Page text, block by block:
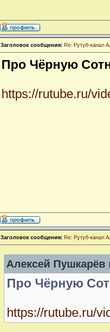
Заголовок сообщения: Re: Рутуб-канал
Про Чёрную
https://rutube.ru/
Заголовок сообщения: Re: Рутуб-канал
Алексей Пушкарёв
Про Чёрную
https://rutube.ru/